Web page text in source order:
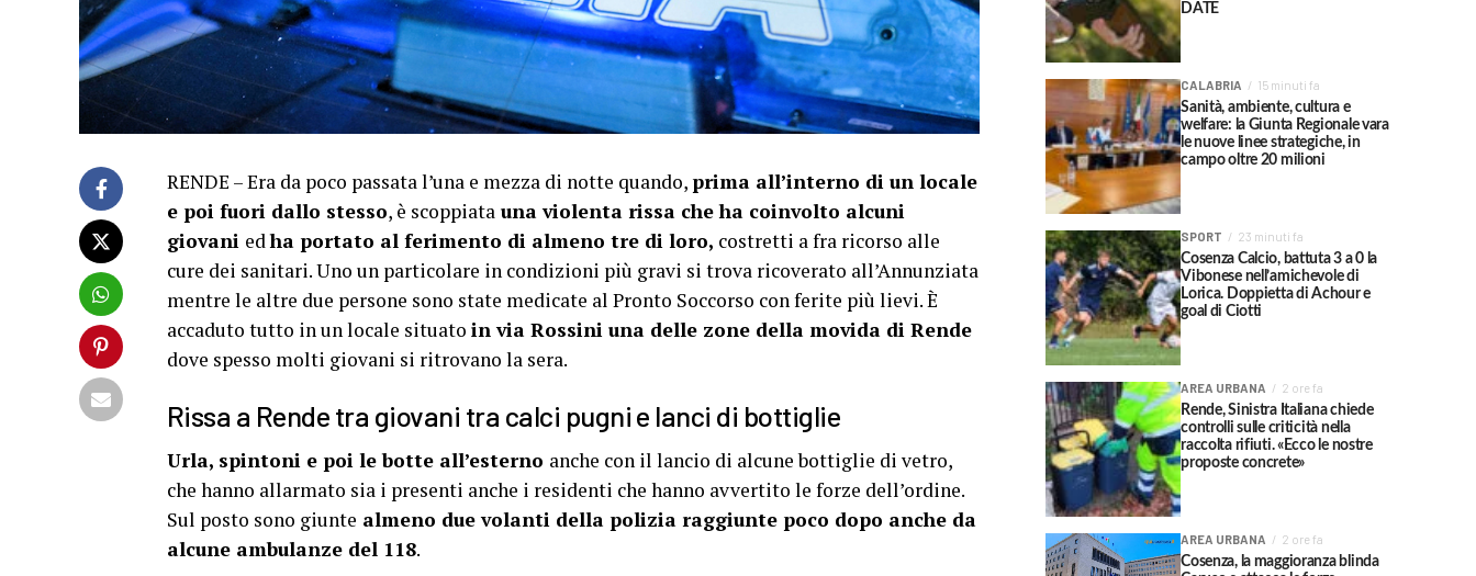
RENDE – Era da poco passata l’una e mezza di notte quando, prima all’interno di un locale
e poi fuori dallo stesso, è scoppiata una violenta rissa che ha coinvolto alcuni
giovani edha portato al ferimento di almeno tre di loro, costretti a fra ricorso alle
cure dei sanitari. Uno un particolare in condizioni più gravi si trova ricoverato all’Annunziata
mentre le altre due persone sono state medicate al Pronto Soccorso con ferite più lievi. È
accaduto tutto in un locale situato in via Rossini una delle zone della movida di Rende
dove spesso molti giovani si ritrovano la sera.
Rissa a Rende tra giovani tra calci pugni e lanci di bottiglie
Urla, spintoni e poi le botte all’esterno anche con il lancio di alcune bottiglie di vetro,
che hanno allarmato sia i presenti anche i residenti che hanno avvertito le forze dell’ordine.
Sul posto sono giunte almeno due volanti della polizia raggiunte poco dopo anche da
alcune ambulanze del 118.
DATE
CALABRIA 15 minuti fa
Sanità, ambiente, cultura e
welfare: la Giunta Regionale vara
le nuove linee strategiche, in
campo oltre 20 milioni
SPORT 23 minuti fa
Cosenza Calcio, battuta 3 a 0 la
Vibonese nell’amichevole di
Lorica. Doppietta di Achour e
goal di Ciotti
AREA URBANA 2 ore fa
Rende, Sinistra Italiana chiede
controlli sulle criticità nella
raccolta rifiuti. «Ecco le nostre
proposte concrete»
AREA URBANA 2 ore fa
Cosenza, la maggioranza blinda